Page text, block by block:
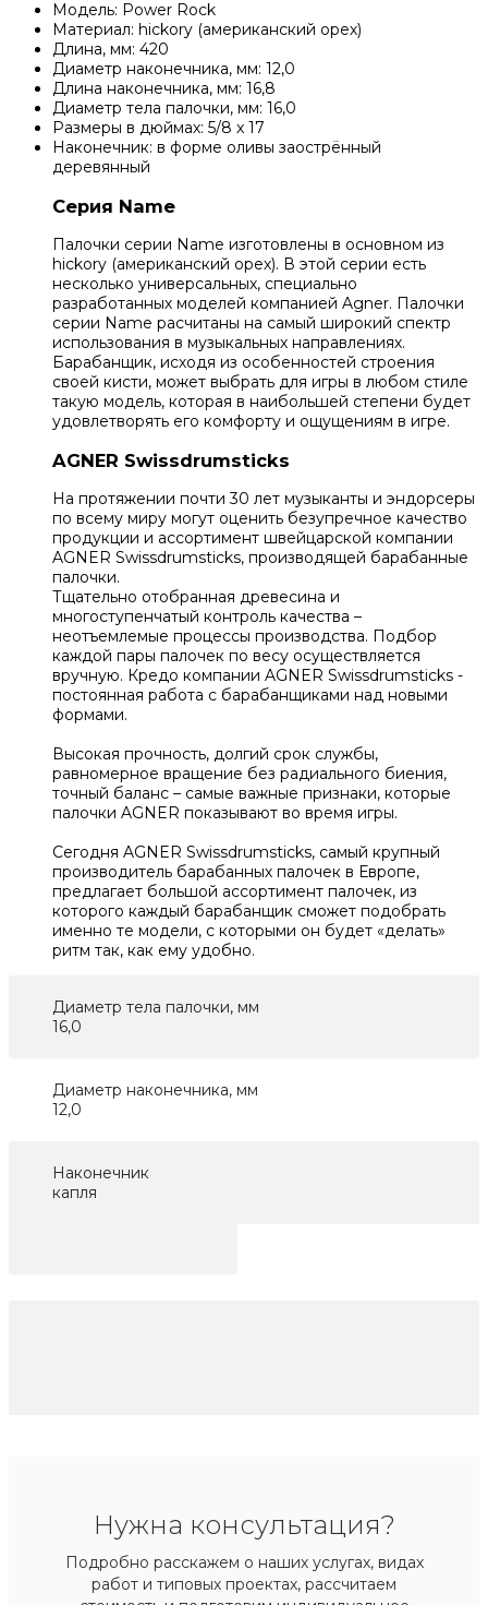
Модель: Power Rock
Материал: hickory (американский орех)
Длина, мм: 420
Диаметр наконечника, мм: 12,0
Длина наконечника, мм: 16,8
Диаметр тела палочки, мм: 16,0
Размеры в дюймах: 5/8 x 17
Наконечник: в форме оливы заострённый
деревянный
Серия Name
Палочки серии Name изготовлены в основном из
hickory (американский орех). В этой серии есть
несколько универсальных, специально
разработанных моделей компанией Agner. Палочки
серии Name расчитаны на самый широкий спектр
использования в музыкальных направлениях.
Барабанщик, исходя из особенностей строения
своей кисти, может выбрать для игры в любом стиле
такую модель, которая в наибольшей степени будет
удовлетворять его комфорту и ощущениям в игре.
AGNER Swissdrumsticks
На протяжении почти 30 лет музыканты и эндорсеры
по всему миру могут оценить безупречное качество
продукции и ассортимент швейцарской компании
AGNER Swissdrumsticks, производящей барабанные
палочки.
Тщательно отобранная древесина и
многоступенчатый контроль качества –
неотъемлемые процессы производства. Подбор
каждой пары палочек по весу осуществляется
вручную. Кредо компании AGNER Swissdrumsticks -
постоянная работа с барабанщиками над новыми
формами.
Высокая прочность, долгий срок службы,
равномерное вращение без радиального биения,
точный баланс – самые важные признаки, которые
палочки AGNER показывают во время игры.
Сегодня AGNER Swissdrumsticks, самый крупный
производитель барабанных палочек в Европе,
предлагает большой ассортимент палочек, из
которого каждый барабанщик сможет подобрать
именно те модели, с которыми он будет «делать»
ритм так, как ему удобно.
Диаметр тела палочки, мм
16,0
Диаметр наконечника, мм
12,0
Наконечник
капля
Нужна консультация?
Подробно расскажем о наших услугах, видах
работ и типовых проектах, рассчитаем